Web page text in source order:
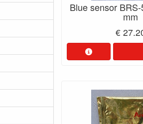
Blue sensor
mm
€